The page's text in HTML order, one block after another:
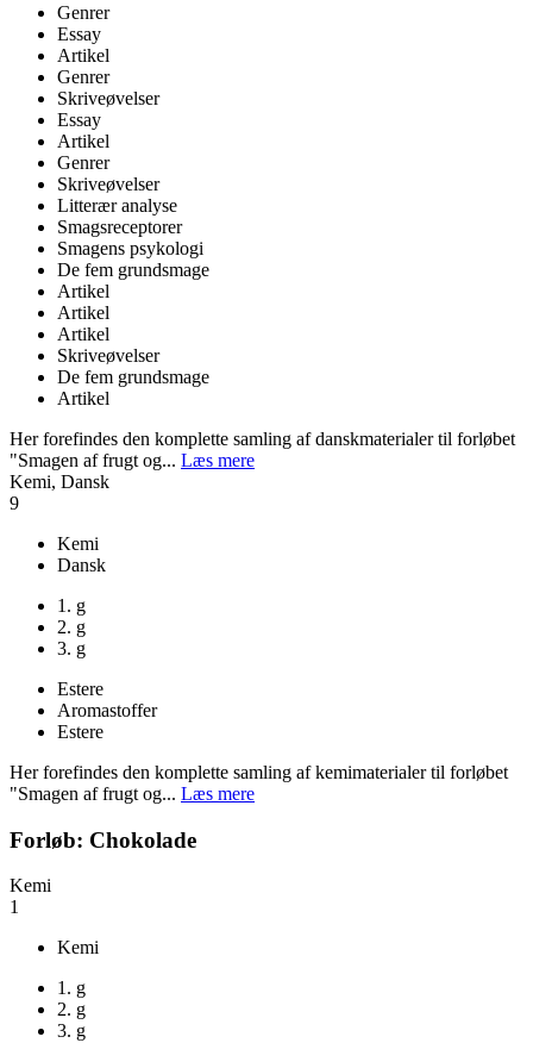
Genrer
Essay
Artikel
Genrer
Skriveøvelser
Essay
Artikel
Genrer
Skriveøvelser
Litterær analyse
Smagsreceptorer
Smagens psykologi
De fem grundsmage
Artikel
Artikel
Artikel
Skriveøvelser
De fem grundsmage
Artikel
Her forefindes den komplette samling af danskmaterialer til forløbet
"Smagen af frugt og... Læs mere
Kemi, Dansk
9
Kemi
Dansk
1. g
2. g
3. g
Estere
Aromastoffer
Estere
Her forefindes den komplette samling af kemimaterialer til forløbet
"Smagen af frugt og... Læs mere
Forløb: Chokolade
Kemi
1
Kemi
1. g
2. g
3. g